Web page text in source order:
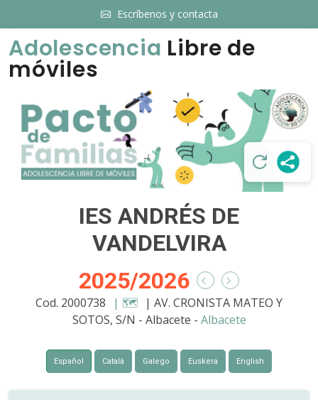
Escríbenos y contacta
Adolescencia Libre de
móviles
IES ANDRÉS DE
VANDELVIRA
2025/2026
Cod. 2000738 | 🗺️ | AV. CRONISTA MATEO Y
SOTOS, S/N - Albacete - Albacete
Español Català Galego Euskera English